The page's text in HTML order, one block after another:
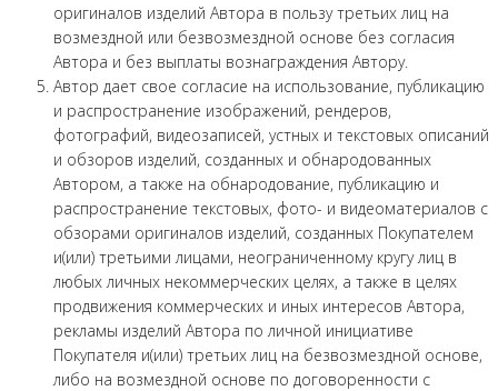
оригиналов изделий Автора в пользу третьих лиц на
возмездной или безвозмездной основе без согласия
Автора и без выплаты вознаграждения Автору.
Автор дает свое согласие на использование, публикацию
и распространение изображений, рендеров,
фотографий, видеозаписей, устных и текстовых описаний
и обзоров изделий, созданных и обнародованных
Автором, а также на обнародование, публикацию и
распространение текстовых, фото- и видеоматериалов с
обзорами оригиналов изделий, созданных Покупателем
и(или) третьими лицами, неограниченному кругу лиц в
любых личных некоммерческих целях, а также в целях
продвижения коммерческих и иных интересов Автора,
рекламы изделий Автора по личной инициативе
Покупателя и(или) третьих лиц на безвозмездной основе,
либо на возмездной основе по договоренности с